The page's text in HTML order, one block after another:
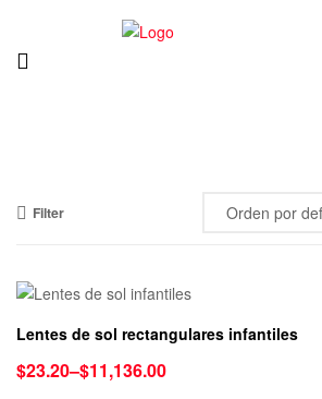
Filter
Lentes de sol rectangulares infantiles
$23.20–$11,136.00